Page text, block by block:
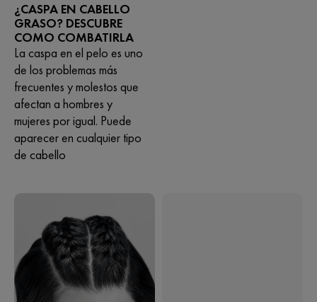
¿CASPA EN CABELLO
GRASO? DESCUBRE
COMO COMBATIRLA
La caspa en el pelo es uno
de los problemas más
frecuentes y molestos que
afectan a hombres y
mujeres por igual. Puede
aparecer en cualquier tipo
de cabello